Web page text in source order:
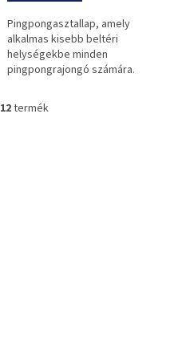
0,0
csillag.
Pingpongasztallap, amely
alkalmas kisebb beltéri
helységekbe minden
pingpongrajongó számára.
L
12termék